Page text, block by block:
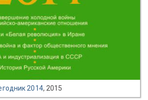
2014, 2015